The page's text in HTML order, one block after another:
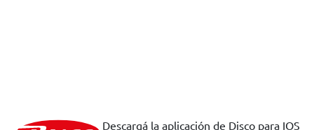
Descargá la aplicación de Disco para IOS